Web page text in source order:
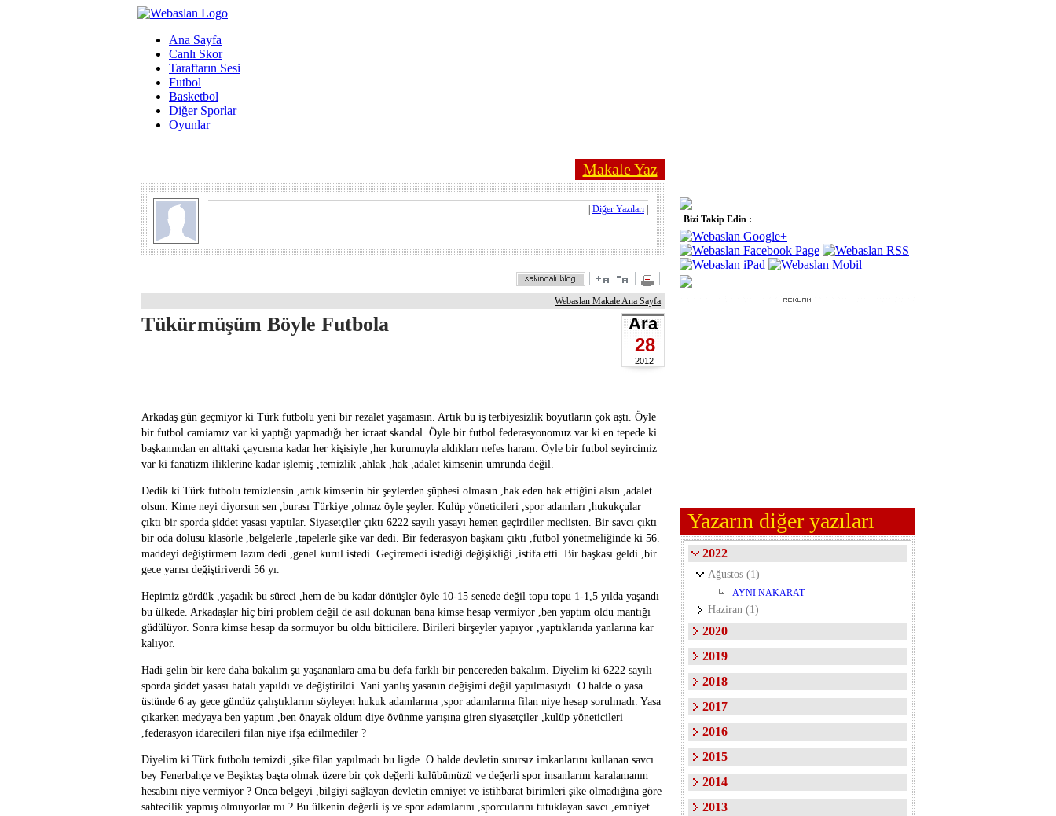
Ana Sayfa
Canlı Skor
Taraftarın Sesi
Futbol
Basketbol
Diğer Sporlar
Oyunlar
Makale Yaz
Diğer Yazıları
Webaslan Makale Ana Sayfa
Tükürmüşüm Böyle Futbola Ara
28
2012
Arkadaş gün geçmiyor ki Türk futbolu yeni bir rezalet yaşamasın. Artık bu iş terbiyesizlik boyutların çok aştı. Öyle
bir futbol camiamız var ki yaptığı yapmadığı her icraat skandal. Öyle bir futbol federasyonomuz var ki en tepede ki
başkanından en alttaki çaycısına kadar her kişisiyle ,her kurumuyla aldıkları nefes haram. Öyle bir futbol seyircimiz
var ki fanatizm iliklerine kadar işlemiş ,temizlik ,ahlak ,hak ,adalet kimsenin umrunda değil.
Dedik ki Türk futbolu temizlensin ,artık kimsenin bir şeylerden şüphesi olmasın ,hak eden hak ettiğini alsın ,adalet
olsun. Kime neyi diyorsun sen ,burası Türkiye ,olmaz öyle şeyler. Kulüp yöneticileri ,spor adamları ,hukukçular
çıktı bir sporda şiddet yasası yaptılar. Siyasetçiler çıktı 6222 sayılı yasayı hemen geçirdiler meclisten. Bir savcı çıktı
bir oda dolusu klasörle ,belgelerle ,tapelerle şike var dedi. Bir federasyon başkanı çıktı ,futbol yönetmeliğinde ki 56.
maddeyi değiştirmem lazım dedi ,genel kurul istedi. Geçiremedi istediği değişikliği ,istifa etti. Bir başkası geldi ,bir
gece yarısı değiştiriverdi 56 yı.
Hepimiz gördük ,yaşadık bu süreci ,hem de bu kadar dönüşler öyle 10-15 senede değil topu topu 1-1,5 yılda yaşandı
bu ülkede. Arkadaşlar hiç biri problem değil de asıl dokunan bana kimse hesap vermiyor ,ben yaptım oldu mantığı
güdülüyor. Sonra kimse hesap da sormuyor bu oldu bitticilere. Birileri birşeyler yapıyor ,yaptıklarıda yanlarına kar
kalıyor.
Hadi gelin bir kere daha bakalım şu yaşananlara ama bu defa farklı bir pencereden bakalım. Diyelim ki 6222 sayılı
sporda şiddet yasası hatalı yapıldı ve değiştirildi. Yani yanlış yasanın değişimi değil yapılmasıydı. O halde o yasa
üstünde 6 ay gece gündüz çalıştıklarını söyleyen hukuk adamlarına ,spor adamlarına filan niye hesap sorulmadı. Yasa
çıkarken medyaya ben yaptım ,ben önayak oldum diye övünme yarışına giren siyasetçiler ,kulüp yöneticileri
,federasyon idarecileri filan niye ifşa edilmediler ?
Diyelim ki Türk futbolu temizdi ,şike filan yapılmadı bu ligde. O halde devletin sınırsız imkanlarını kullanan savcı
bey Fenerbahçe ve Beşiktaş başta olmak üzere bir çok değerli kulübümüzü ve değerli spor insanlarını karalamanın
hesabını niye vermiyor ? Onca belgeyi ,bilgiyi sağlayan devletin emniyet ve istihbarat birimleri şike olmadığına göre
sahtecilik yapmış olmuyorlar mı ? Bu ülkenin değerli iş ve spor adamlarını ,sporcularını tutuklayan savcı ,emniyet
Bizi Takip Edin :
Yazarın diğer yazıları
2022
Ağustos (1)
AYNI NAKARAT
Haziran (1)
2020
2019
2018
2017
2016
2015
2014
2013